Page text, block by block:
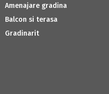
Amenajare gradina
Balcon si terasa
Gradinarit